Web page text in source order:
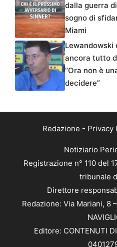
dalla guerra
sogno di
Miami
Lewandowski
ancora tutto
“Ora non è
decidere”
Redazione - Privacy
Notiziario
Registrazione n° 110 del
tribunale
Direttore
Redazione: Via Mariani, 8
Editore: CONTENUTI